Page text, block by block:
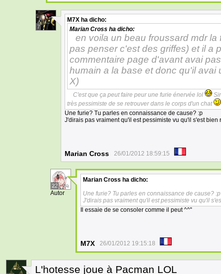
7
M7X ha dicho:
Marian Cross ha dicho:
en voila un beau froussard mdr
pas penser c'est des griffes) et il a
commentaire page d'avant avai
humain a la base et donc qu'il
X)
C'est que ça peut faire peur une furie énervée lol
très pessimiste de se retrouver dans le corps d'un chat
Une furie? Tu parles en connaissance de cause? :p
J'dirais pas vraiment qu'il est pessimiste vu qu'il s'est
Marian Cross 26/01/2012 18:59:15
22
Autor
Marian Cross ha dicho:
Une furie? Tu parles en connaissance de cause? :p
J'dirais pas vraiment qu'il est pessimiste vu qu'il
Il essaie de se consoler comme il peut ^^"
M7X 26/01/2012 19:15:18
L'hotesse joue à Pacman LOL